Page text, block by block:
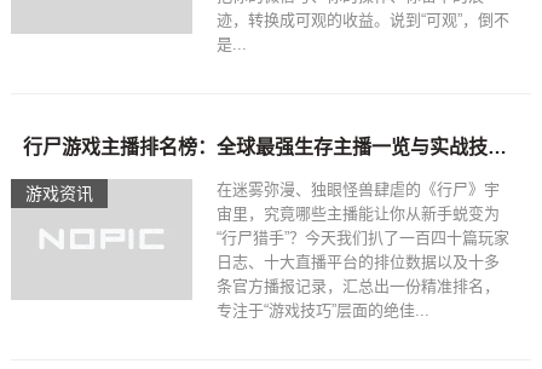
迹，转换成可观的收益。说到“可观”，倒不
是...
游戏资讯
行尸游戏主播排名榜：全球最强生存主播一览与实战技巧大公开
在迷雾弥漫、独眼怪兽肆虐的《行尸》宇
宙里，究竟哪些主播能让你从新手蜕变为
“行尸猎手”？今天我们扒了一百四十篇玩家
日志、十大直播平台的排位数据以及十多
条官方播报记录，汇总出一份精准排名，
专注于“游戏技巧”层面的绝佳...